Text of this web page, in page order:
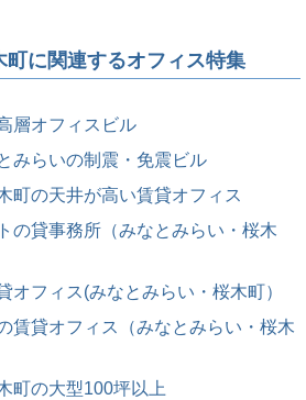
に関連するオフィス特集
層オフィスビル
みらいの制震・免震ビル
町の天井が高い賃貸オフィス
の貸事務所（みなとみらい・桜木
オフィス(みなとみらい・桜木町）
賃貸オフィス（みなとみらい・桜木
町の大型100坪以上